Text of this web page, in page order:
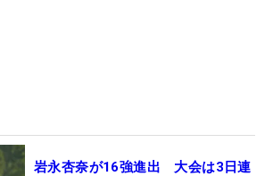
岩永杏奈が16強進出 大会は3日連